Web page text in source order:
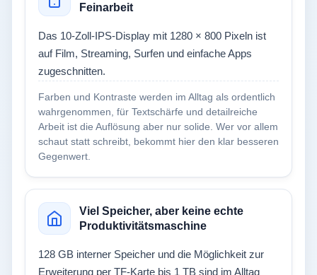
Feinarbeit
Das 10-Zoll-IPS-Display mit 1280 × 800 Pixeln ist
auf Film, Streaming, Surfen und einfache Apps
zugeschnitten.
Farben und Kontraste werden im Alltag als ordentlich
wahrgenommen, für Textschärfe und detailreiche
Arbeit ist die Auflösung aber nur solide. Wer vor allem
schaut statt schreibt, bekommt hier den klar besseren
Gegenwert.
Viel Speicher, aber keine echte
Produktivitätsmaschine
128 GB interner Speicher und die Möglichkeit zur
Erweiterung per TF-Karte bis 1 TB sind im Alltag